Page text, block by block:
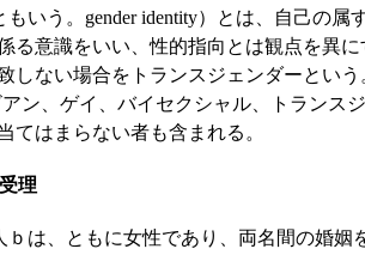
いう。gender identity）とは、自己の属
る意識をいい、性的指向とは観点を異
しない場合をトランスジェンダーという
ン、ゲイ、バイセクシャル、トランス
てはまらない者も含まれる。
理
は、ともに女性であり、両名間の婚姻